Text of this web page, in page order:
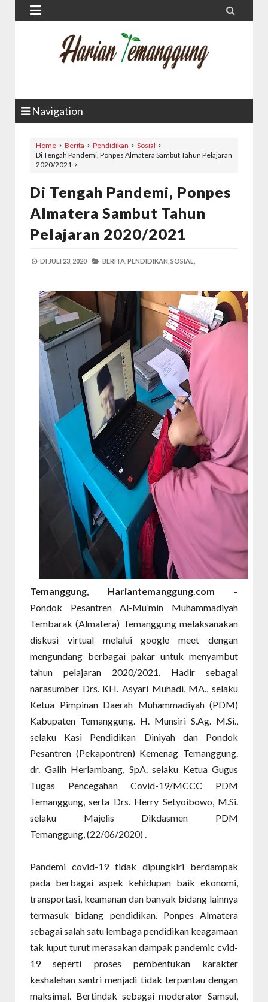
 
Navigation
Home Berita Pendidikan
Sosial
Di Tengah Pandemi, Ponpes Almatera Sambut Tahun Pelajaran
2020/2021
Di Tengah Pandemi, Ponpes
Almatera Sambut Tahun
Pelajaran 2020/2021
DI JULI 23, 2020 BERITA, PENDIDIKAN, SOSIAL,
Temanggung, Hariantemanggung.com –
Pondok Pesantren Al-Mu’min Muhammadiyah
Tembarak (Almatera) Temanggung melaksanakan
diskusi virtual melalui google meet dengan
mengundang berbagai pakar untuk menyambut
tahun pelajaran 2020/2021. Hadir sebagai
narasumber Drs. KH. Asyari Muhadi, MA., selaku
Ketua Pimpinan Daerah Muhammadiyah (PDM)
Kabupaten Temanggung. H. Munsiri S.Ag. M.Si.,
selaku Kasi Pendidikan Diniyah dan Pondok
Pesantren (Pekapontren) Kemenag Temanggung.
dr. Galih Herlambang, SpA. selaku Ketua Gugus
Tugas Pencegahan Covid-19/MCCC PDM
Temanggung, serta Drs. Herry Setyoibowo, M.Si.
selaku Majelis Dikdasmen PDM
Temanggung,(22/06/2020) .
Pandemi covid-19 tidak dipungkiri berdampak
pada berbagai aspek kehidupan baik ekonomi,
transportasi, keamanan dan banyak bidang lainnya
termasuk bidang pendidikan. Ponpes Almatera
sebagai salah satu lembaga pendidikan keagamaan
tak luput turut merasakan dampak pandemic cvid-
19 seperti proses pembentukan karakter
keshalehan santri menjadi tidak terpantau dengan
maksimal. Bertindak sebagai moderator Samsul,